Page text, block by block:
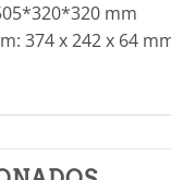
mm
374 x 242 x 64